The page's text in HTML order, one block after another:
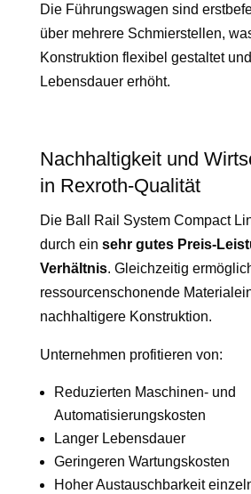
Die Führungswagen sind
über mehrere Schmierstellen,
Konstruktion flexibel gestaltet
Lebensdauer erhöht.
Nachhaltigkeit und
in Rexroth-Qualität
Die Ball Rail System Compact
durch ein sehr gutes Preis-
Verhältnis. Gleichzeitig
ressourcenschonende
nachhaltigere Konstruktion.
Unternehmen profitieren von:
Reduzierten Maschinen- und
Automatisierungskosten
Langer Lebensdauer
Geringeren Wartungskosten
Hoher Austauschbarkeit